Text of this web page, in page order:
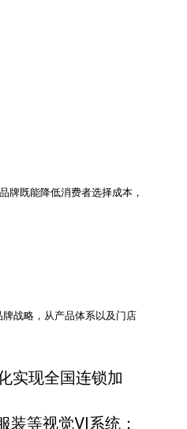
牌既能降低消费者选择成本，
战略，从产品体系以及门店
实现全国连锁加
等视觉VI系统；